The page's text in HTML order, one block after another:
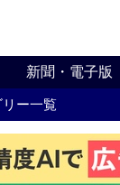
新聞・電子版
ー一覧